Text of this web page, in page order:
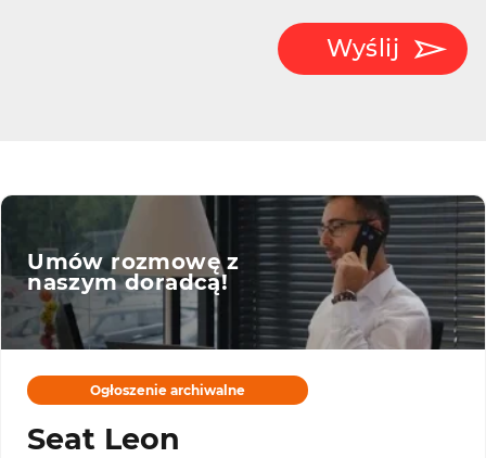
Wyślij
Umów rozmowę z
naszym doradcą!
Ogłoszenie archiwalne
Seat Leon